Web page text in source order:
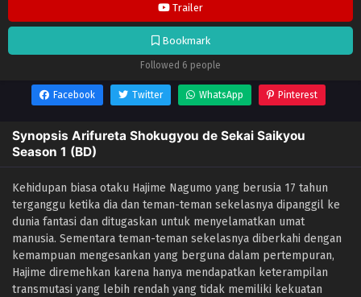
Trailer
Bookmark
Followed 6 people
Facebook Twitter WhatsApp Pinterest
Synopsis Arifureta Shokugyou de Sekai Saikyou
Season 1 (BD)
Kehidupan biasa otaku Hajime Nagumo yang berusia 17 tahun
terganggu ketika dia dan teman-teman sekelasnya dipanggil ke
dunia fantasi dan ditugaskan untuk menyelamatkan umat
manusia. Sementara teman-teman sekelasnya diberkahi dengan
kemampuan mengesankan yang berguna dalam pertempuran,
Hajime diremehkan karena hanya mendapatkan keterampilan
transmutasi yang lebih rendah yang tidak memiliki kekuatan